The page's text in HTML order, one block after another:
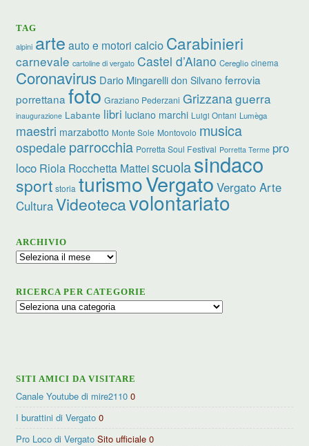
TAG
alpini arte auto e motori calcio Carabinieri
carnevale cartoline di vergato Castel d’Aiano Cereglio cinema
Coronavirus Dario Mingarelli don Silvano ferrovia
porrettana foto Graziano Pederzani Grizzanaguerra
inaugurazione Labante libri luciano marchi Luigi Ontani Lumèga
maestri marzabotto Monte Sole Montovolo musica
ospedale parrocchia Porretta Soul Festival Porretta Terme pro
loco Riola Rocchetta Matteiscuolasindaco
sport storia turismoVergato Vergato Arte
CulturaVideotecavolontariato
ARCHIVIO
Archivio
RICERCA PER CATEGORIE
Ricerca
SITI AMICI DA VISITARE
Canale Youtube di mire2110 0
I burattini di Vergato 0
Pro Loco di Vergato Sito ufficiale 0